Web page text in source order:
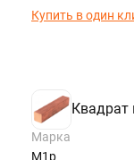
Купить в один
Марка
М1р